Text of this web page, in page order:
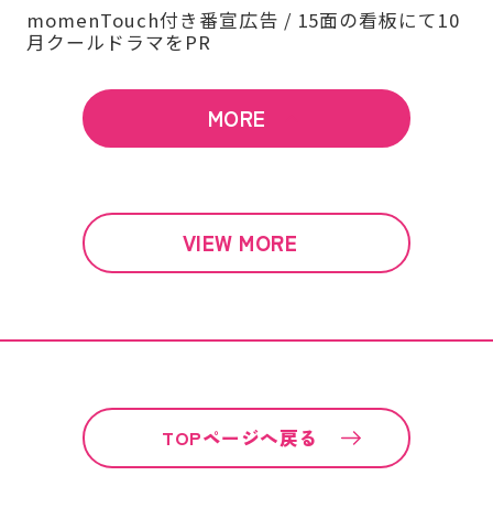
momenTouch付き番宣広告 / 15面の看板にて10
月クールドラマをPR
MORE
VIEW MORE
TOPページへ戻る